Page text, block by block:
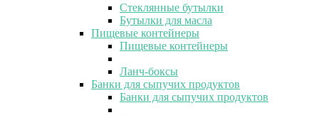
Стеклянные бутылки
Бутылки для масла
Пищевые контейнеры
Пищевые контейнеры
Ланч-боксы
Банки для сыпучих продуктов
Банки для сыпучих продуктов